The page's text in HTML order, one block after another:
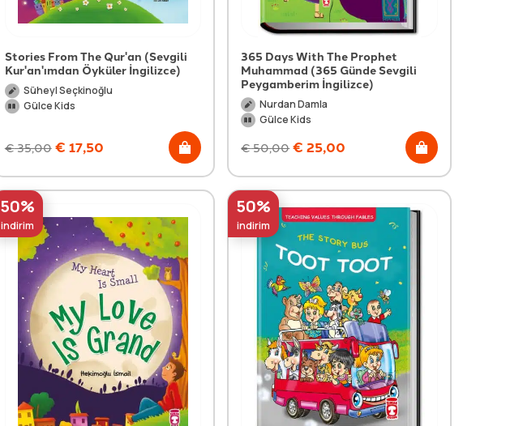
Stories From The Qur'an (Sevgili
Kur'an'ımdan Öyküler İngilizce)
Süheyl Seçkinoğlu
Gülce Kids
€35,00 € 17,50
365 Days With The Prophet
Muhammad (365 Günde Sevgili
Peygamberim İngilizce)
Nurdan Damla
Gülce Kids
€50,00 € 25,00
50%
indirim
50%
indirim